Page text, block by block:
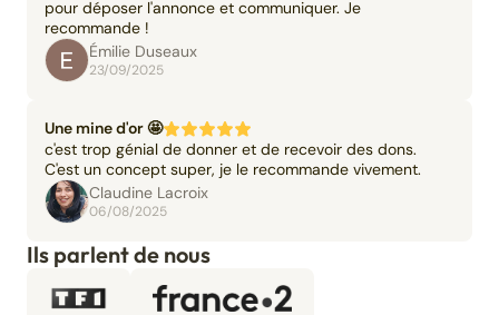
pour déposer l'annonce et communiquer. Je
recommande !
Émilie Duseaux
23/09/2025
Une mine d'or 🤩
c'est trop génial de donner et de recevoir des dons.
C'est un concept super, je le recommande vivement.
Claudine Lacroix
06/08/2025
Ils parlent de nous